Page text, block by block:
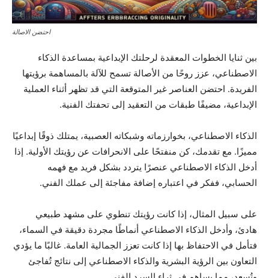
احتضن الاصالة
بين ثنايا الخطوات المعقدة لرحلتك الإبداعية بمساعدة الذكاء
الاصطناعي، عزز روحًا من الأصالة تسمح للآلة بالمساهمة برؤيتها
الفريدة. احتضن العناصر غير المتوقعة التي قد تظهر أثناء العملية
الإبداعية، مضيفًا طبقات من التعقيد إلى تحفتك الفنية.
الذكاء الاصطناعي، بخوارزماته وشبكاته العصبية، يمتلك ذوقًا إبداعيًا
مميزًا. مع تقدمك، كن منفتحًا على الانحرافات عن رؤيتك الأولية. إذا
أدخل الذكاء الاصطناعي عنصرًا يتردد بشكل فريد مع فهمه
الحسابي، ففكر في اعتباره إضافة مفاجئة إلى عملك الفني.
على سبيل المثال، إذا كانت رؤيتك تنطوي على مشهد طبيعي
هادئ، وأدخل الذكاء الاصطناعي أنماطًا مجردة دقيقة في السماء،
فتأمل في الاحتفاظ بها إذا كانت تعزز الجمالية العامة. غالبًا ما يؤدي
التعاون بين الرؤية البشرية والذكاء الاصطناعي إلى نتائج تُفاجئ